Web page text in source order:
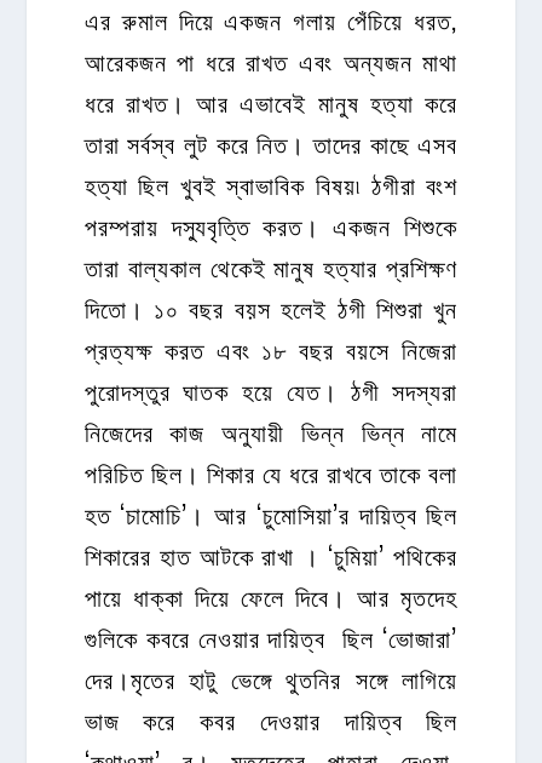
এর রুমাল দিয়ে একজন গলায় পেঁচিয়ে ধরত,
আরেকজন পা ধরে রাখত এবং অন্যজন মাথা
ধরে রাখত। আর এভাবেই মানুষ হত্যা করে
তারা সর্বস্ব লুট করে নিত। তাদের কাছে এসব
হত্যা ছিল খুবই স্বাভাবিক বিষয়৷ ঠগীরা বংশ
পরম্পরায় দস্যুবৃত্তি করত। একজন শিশুকে
তারা বাল্যকাল থেকেই মানুষ হত্যার প্রশিক্ষণ
দিতো। ১০ বছর বয়স হলেই ঠগী শিশুরা খুন
প্রত্যক্ষ করত এবং ১৮ বছর বয়সে নিজেরা
পুরোদস্তুর ঘাতক হয়ে যেত। ঠগী সদস্যরা
নিজেদের কাজ অনুযায়ী ভিন্ন ভিন্ন নামে
পরিচিত ছিল। শিকার যে ধরে রাখবে তাকে বলা
হত ‘চামোচি’। আর ‘চুমোসিয়া’র দায়িত্ব ছিল
শিকারের হাত আটকে রাখা । ‘চুমিয়া’ পথিকের
পায়ে ধাক্কা দিয়ে ফেলে দিবে। আর ‍মৃতদেহ
গুলিকে কবরে নেওয়ার দায়িত্ব ছিল ‘ভোজারা’
দের।মৃতের হাটু ভেঙ্গে থুতনির সঙ্গে লাগিয়ে
ভাজ করে কবর দেওয়ার দায়িত্ব ছিল